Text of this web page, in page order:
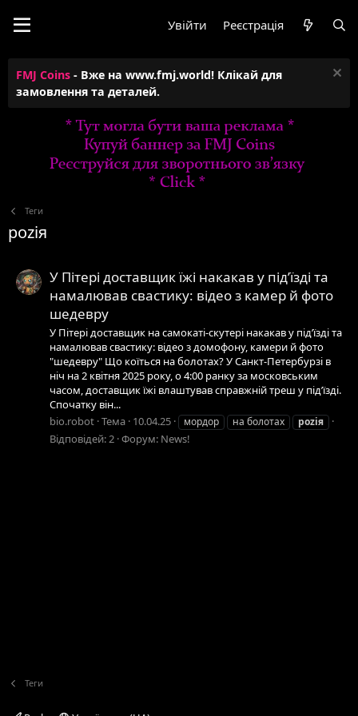
Увійти Реєстрація
FMJ Coins - Вже на www.fmj.world! Клікай для
замовлення та деталей.
Теги
роziя
У Пітері доставщик їжі накакав у під’їзді та
намалював свастику: відео з камер й фото
шедевру
У Пітері доставщик на самокаті-скутері накакав у під’їзді та
намалював свастику: відео з домофону, камери й фото
"шедевру" Що коїться на болотах? У Санкт-Петербурзі в
ніч на 2 квітня 2025 року, о 4:00 ранку за московським
часом, доставщик їжі влаштував справжній треш у під’їзді.
Спочатку він...
bio.robot Тема 10.04.25 мордор на болотах роziя
Відповідей: 2 Форум: News!
Теги